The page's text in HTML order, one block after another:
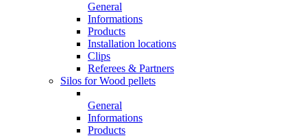
General
Informations
Products
Installation locations
Clips
Referees & Partners
Silos for Wood pellets
General
Informations
Products